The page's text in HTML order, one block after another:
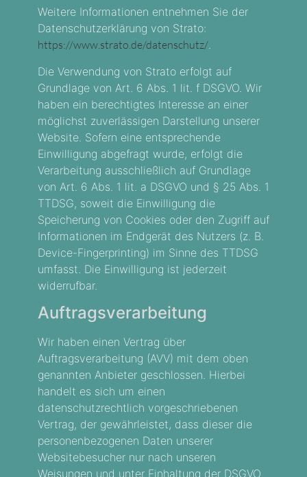
Weitere Informationen entnehmen Sie der
Datenschutzerklärung von Strato:
https://www.strato.de/datenschutz/.
Die Verwendung von Strato erfolgt auf
Grundlage von Art. 6 Abs. 1 lit. f DSGVO. Wir
haben ein berechtigtes Interesse an einer
möglichst zuverlässigen Darstellung unserer
Website. Sofern eine entsprechende
Einwilligung abgefragt wurde, erfolgt die
Verarbeitung ausschließlich auf Grundlage
von Art. 6 Abs. 1 lit. a DSGVO und § 25 Abs. 1
TTDSG, soweit die Einwilligung die
Speicherung von Cookies oder den Zugriff auf
Informationen im Endgerät des Nutzers (z. B.
Device-Fingerprinting) im Sinne des TTDSG
umfasst. Die Einwilligung ist jederzeit
widerrufbar.
Auftragsverarbeitung
Wir haben einen Vertrag über
Auftragsverarbeitung (AVV) mit dem oben
genannten Anbieter geschlossen. Hierbei
handelt es sich um einen
datenschutzrechtlich vorgeschriebenen
Vertrag, der gewährleistet, dass dieser die
personenbezogenen Daten unserer
Websitebesucher nur nach unseren
Weisungen und unter Einhaltung der DSGVO